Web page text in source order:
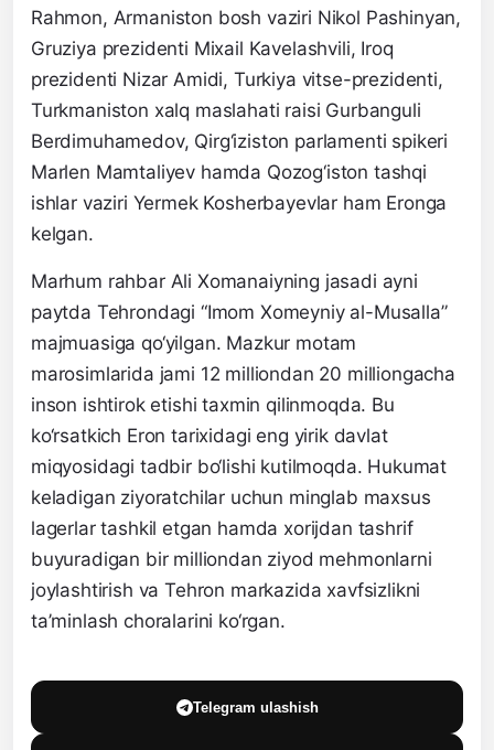
Rahmon, Armaniston bosh vaziri Nikol Pashinyan,
Gruziya prezidenti Mixail Kavelashvili, Iroq
prezidenti Nizar Amidi, Turkiya vitse-prezidenti,
Turkmaniston xalq maslahati raisi Gurbanguli
Berdimuhamedov, Qirg‘iziston parlamenti spikeri
Marlen Mamtaliyev hamda Qozog‘iston tashqi
ishlar vaziri Yermek Kosherbayevlar ham Eronga
kelgan.
Marhum rahbar Ali Xomanaiyning jasadi ayni
paytda Tehrondagi “Imom Xomeyniy al-Musalla”
majmuasiga qo‘yilgan. Mazkur motam
marosimlarida jami 12 milliondan 20 milliongacha
inson ishtirok etishi taxmin qilinmoqda. Bu
ko‘rsatkich Eron tarixidagi eng yirik davlat
miqyosidagi tadbir bo‘lishi kutilmoqda. Hukumat
keladigan ziyoratchilar uchun minglab maxsus
lagerlar tashkil etgan hamda xorijdan tashrif
buyuradigan bir milliondan ziyod mehmonlarni
joylashtirish va Tehron markazida xavfsizlikni
ta’minlash choralarini ko‘rgan.
Telegram ulashish